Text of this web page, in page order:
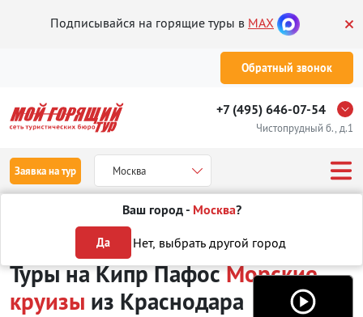
Подписывайся на горящие туры в MAX
Обратный звонок
+7 (495) 646-07-54
Чистопрудный б., д.1
Заявка на тур Москва
Ваш город - Москва?
Да Нет, выбрать другой город
Отдых на Кипре Пафос
Туры на Кипр ПафосМорские
круизы из Краснодара